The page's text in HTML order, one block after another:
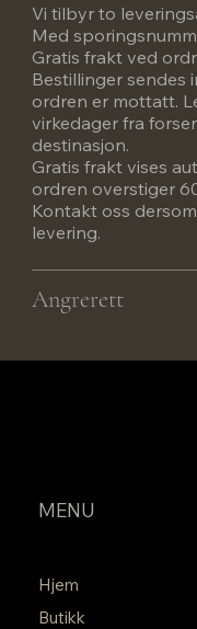
Vi tilbyr to
Med
Gratis frakt ved
Bestillinger sendes
ordren er mottatt.
virkedager fra
destinasjon.
Gratis frakt vises
ordren overstiger
Kontakt oss
levering.
Angrerett
MENU
Hjem
Butikk